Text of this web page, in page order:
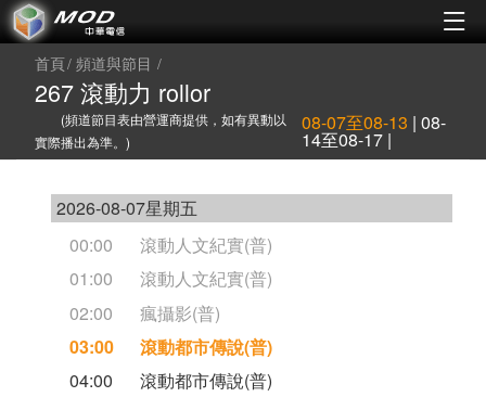
首頁 頻道與節目
267 滾動力 rollor
(頻道節目表由營運商提供，如有異動以
實際播出為準。)
08-07至08-13 | 08-
14至08-17|
2026-08-07星期五
00:00
滾動人文紀實(普)
01:00
滾動人文紀實(普)
02:00
瘋攝影(普)
03:00
滾動都市傳說(普)
04:00
滾動都市傳說(普)